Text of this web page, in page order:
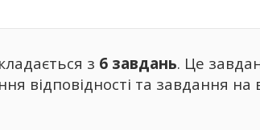
з 6 завдань. Це
відповідності та завдання